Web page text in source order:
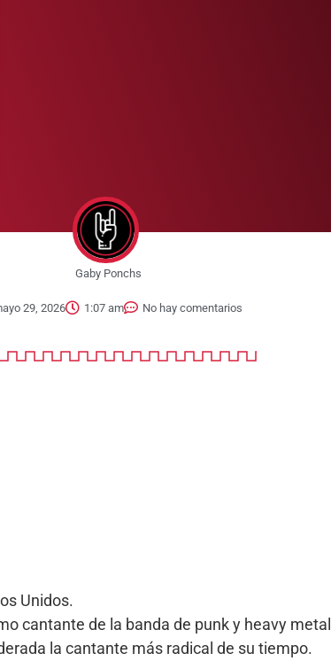
Gaby Ponchs
29, 2026 1:07 am No hay comentarios
Unidos.
cantante de la banda de punk y heavy
la cantante más radical de su tiempo.